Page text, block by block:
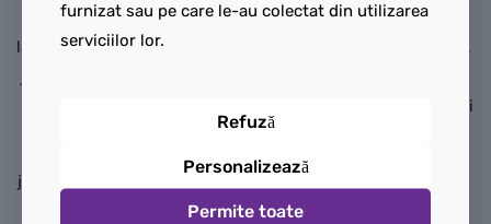
pot pune minifigurina șofer
la volan pentru ore întregi de
jucărie este un cadou grozav
de ziua de naștere sau o
realism. Setul include
minifigurinele pilot, lucrător,
inspira ore întregi de povești
tematică aviatică este creat
furnizat sau pe care le-au colectat din utilizarea
serviciilor lor.
Refuză
Personalizează
Permite toate